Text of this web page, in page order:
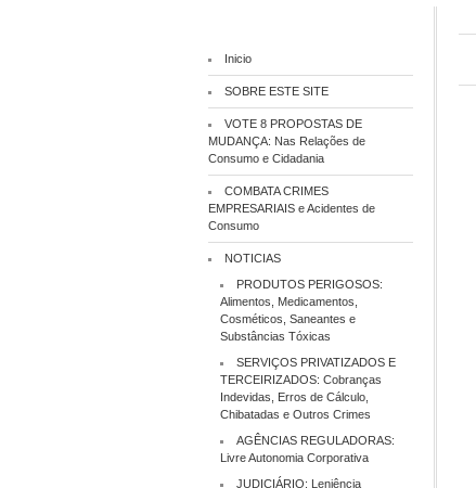
Inicio
SOBRE ESTE SITE
VOTE 8 PROPOSTAS DE
MUDANÇA: Nas Relações de
Consumo e Cidadania
COMBATA CRIMES
EMPRESARIAIS e Acidentes de
Consumo
NOTICIAS
PRODUTOS PERIGOSOS:
Alimentos, Medicamentos,
Cosméticos, Saneantes e
Substâncias Tóxicas
SERVIÇOS PRIVATIZADOS E
TERCEIRIZADOS: Cobranças
Indevidas, Erros de Cálculo,
Chibatadas e Outros Crimes
AGÊNCIAS REGULADORAS:
Livre Autonomia Corporativa
JUDICIÁRIO: Leniência